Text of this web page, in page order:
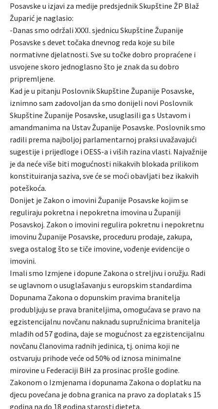
Posavske u izjavi za medije predsjednik Skupštine ŽP Blaž
Župarić je naglasio:
-Danas smo održali XXXI. sjednicu Skupštine Županije
Posavske s devet točaka dnevnog reda koje su bile
normativne djelatnosti. Sve su točke dobro propraćene i
usvojene skoro jednoglasno što je znak da su dobro
pripremljene.
Kad je u pitanju Poslovnik Skupštine Županije Posavske,
iznimno sam zadovoljan da smo donijeli novi Poslovnik
Skupštine Županije Posavske, usuglasili ga s Ustavom i
amandmanima na Ustav Županije Posavske. Poslovnik smo
radili prema najboljoj parlamentarnoj praksi uvažavajući
sugestije i prijedloge i OESS-a i viših razina vlasti. Najvažnije
je da neće više biti mogućnosti nikakvih blokada prilikom
konstituiranja saziva, sve će se moći obavljati bez ikakvih
poteškoća.
Donijet je Zakon o imovini Županije Posavske kojim se
reguliraju pokretna i nepokretna imovina u Županiji
Posavskoj. Zakon o imovini regulira pokretnu i nepokretnu
imovinu Županije Posavske, proceduru prodaje, zakupa,
svega ostalog što se tiče imovine, vođenje evidencije o
imovini.
Imali smo Izmjene i dopune Zakona o streljivu i oružju. Radi
se uglavnom o usuglašavanju s europskim standardima
Dopunama Zakona o dopunskim pravima branitelja
produbljuju se prava braniteljima, omogućava se pravo na
egzistencijalnu novčanu naknadu supružnicima branitelja
mlađih od 57 godina, daje se mogućnost za egzistencijalnu
novčanu članovima radnih jedinica, tj. onima koji ne
ostvaruju prihode veće od 50% od iznosa minimalne
mirovine u Federaciji BiH za prosinac prošle godine.
Zakonom o Izmjenama i dopunama Zakona o doplatku na
djecu povećana je dobna granica na pravo za doplatak s 15
godina na do 18 godina starosti djeteta.